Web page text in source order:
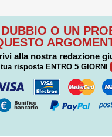
O UN
alla nostra redazione
risposta ENTRO 5 GIORNI